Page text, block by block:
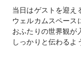
当日はゲストを迎え
ウェルカムスペース
おふたりの世界観が
しっかりと伝わるよ